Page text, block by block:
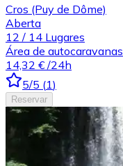
Cros (Puy de Dôme)
Aberta
12 / 14 Lugares
Área de autocaravanas
14,32 € /24h
5/5 (1)
Reservar